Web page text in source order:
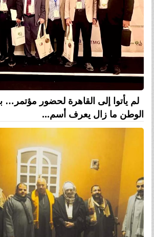
لم يأتوا إلى القاهرة لحضور مؤتمر…
الوطن ما زال يعرف أسم...